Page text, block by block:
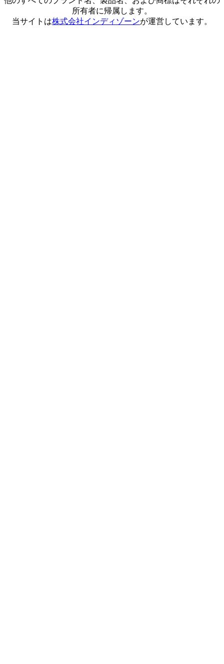
所有者に帰属します。
当サイトは株式会社インディゾーンが運営しています。